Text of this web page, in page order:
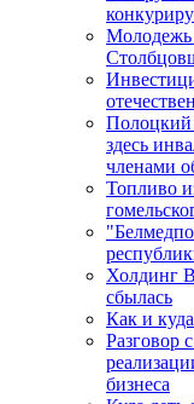
Молодежь
здесь
членами
Топливо
Холдинг
сбылась
Как и
Разговор
бизнеса